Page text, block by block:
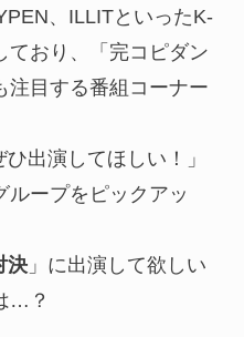
、ILLITといったK-
ており、「完コピダン
注目する番組コーナー
出演してほしい！」
ループをピックアッ
決」に出演して欲しい
…？